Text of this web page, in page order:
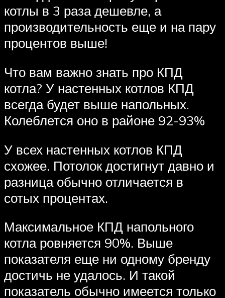
котлы в 3 раза дешевле, а
производительность еще и на пару
процентов выше!
Что вам важно знать про КПД
котла? У настенных котлов КПД
всегда будет выше напольных.
Колеблется оно в районе 92-93%
У всех настенных котлов КПД
схожее. Потолок достигнут давно и
разница обычно отличается в
сотых процентах.
Максимальное КПД напольного
котла ровняется 90%. Выше
показателя еще ни одному бренду
достичь не удалось. И такой
показатель обычно имеется только